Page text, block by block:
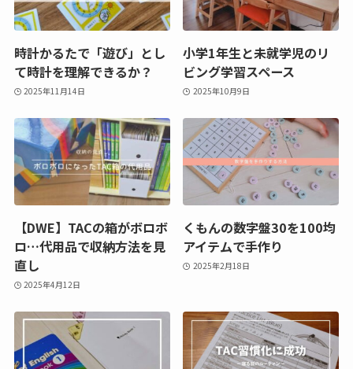
時計かるたで「遊び」とし
て時計を理解できるか？
2025年11月14日
小学1年生と未就学児のリ
ビング学習スペース
2025年10月9日
【DWE】TACの箱がボロボ
ロ…代用品で収納方法を見
直し
2025年4月12日
くもんの数字盤30を100均
アイテムで手作り
2025年2月18日